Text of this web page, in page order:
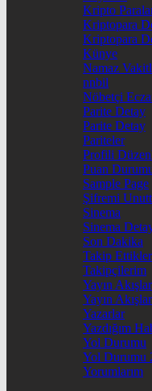
Kripto
Kriptopara
Kriptopara
Künye
Namaz
nnbil
Nöbetçi
Parite Detay
Parite Detay
Pariteler
Profili
Puan
Sample Page
Şifremi
Sinema
Sinema
Son Dakika
Takip
Takipçilerim
Yayın
Yayın
Yazarlar
Yazdığım
Yol Durumu
Yol Durumu
Yorumlarım